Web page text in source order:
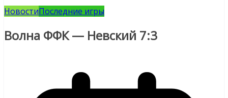
НовостиПоследние игры
Волна ФФК — Невский 7:3